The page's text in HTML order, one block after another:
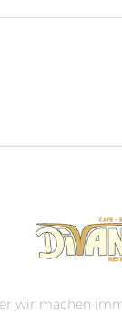
wir machen